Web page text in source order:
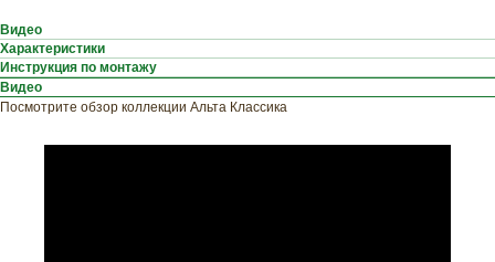
Видео
Характеристики
Инструкция по монтажу
Видео
Посмотрите обзор коллекции Альта Классика